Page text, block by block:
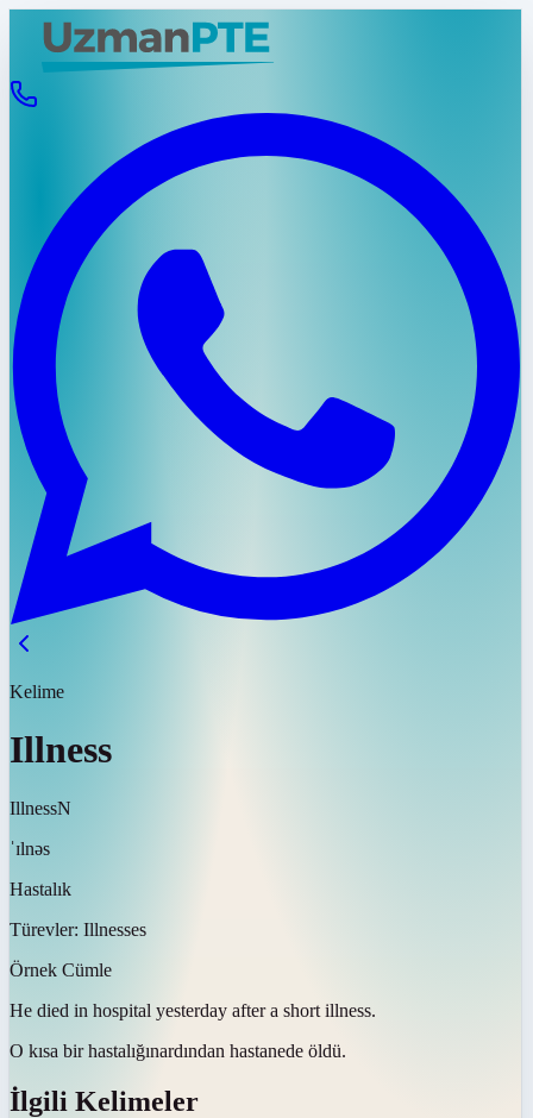
Kelime
Illness
IllnessN
ˈɪlnəs
Hastalık
Türevler: Illnesses
Örnek Cümle
He died in hospital yesterday after a short illness.
O kısa bir hastalığınardından hastanede öldü.
İlgili Kelimeler